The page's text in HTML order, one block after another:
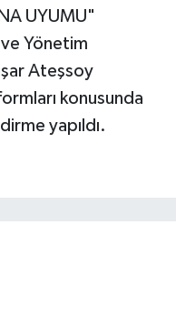
UYUMU"
Yönetim
Ateşsoy
konusunda
yapıldı.